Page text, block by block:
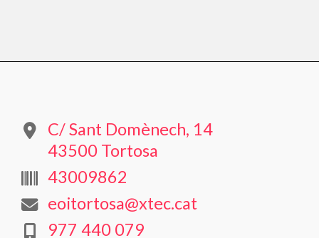
C/ Sant Domènech, 14
43500 Tortosa
43009862
eoitortosa@xtec.cat
977 440 079